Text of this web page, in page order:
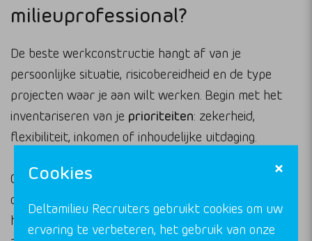
milieuprofessional?
De beste werkconstructie hangt af van je
persoonlijke situatie, risicobereidheid en de type
projecten waar je aan wilt werken. Begin met het
inventariseren van je prioriteiten: zekerheid,
flexibiliteit, inkomen of inhoudelijke uitdaging.
Overweeg deze factoren bij je keuze. Wil je vooral
overheidsprojecten doen? Dan is detachering of
hybride werken noodzakelijk. Hecht je veel waarde
Cookies
Deltamilieu Recruiters gebruikt cookies om uw
ervaring te verbeteren, het gebruik van onze